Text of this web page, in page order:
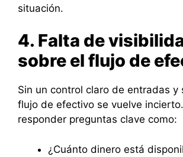
situación.
4. Falta de
sobre el flujo de
Sin un control claro de entradas y
flujo de efectivo se vuelve
responder preguntas clave como:
¿Cuánto dinero está